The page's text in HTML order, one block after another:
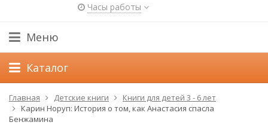
Часы работы
Меню
Каталог
Главная Детские книги
Книги для детей 3 - 6 лет
Карин Норуп: История о том, как Анастасия спасла
Бенжамина